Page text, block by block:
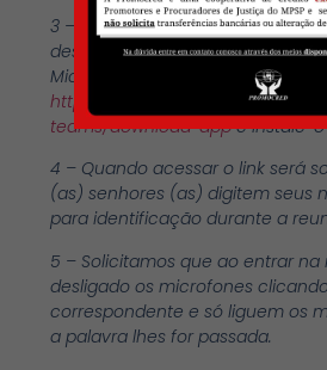
3 – Para acessar através de seu
desktop pelo aplicativo
Microsoft entre no link:
https://products.office.com/pt-
teams/download-appe instale-
4 – Quando acessar o link será
(as) senhores (as) digitem seus
para identificação durante a
5 – Solicitamos que ao entrar na
desligado os microfones
correspondente e só liguem os
a palavra lhes for passada.